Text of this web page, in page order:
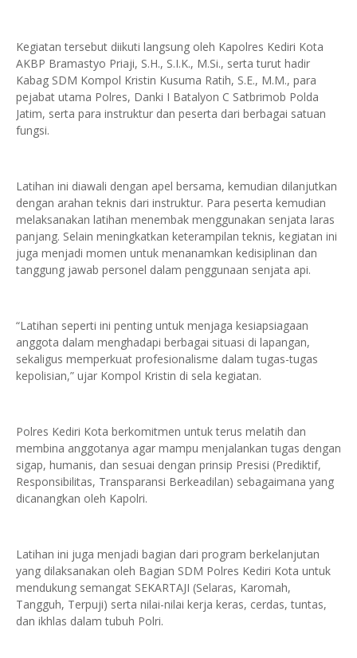
Kegiatan tersebut diikuti langsung oleh Kapolres Kediri Kota
AKBP Bramastyo Priaji, S.H., S.I.K., M.Si., serta turut hadir
Kabag SDM Kompol Kristin Kusuma Ratih, S.E., M.M., para
pejabat utama Polres, Danki I Batalyon C Satbrimob Polda
Jatim, serta para instruktur dan peserta dari berbagai satuan
fungsi.
Latihan ini diawali dengan apel bersama, kemudian dilanjutkan
dengan arahan teknis dari instruktur. Para peserta kemudian
melaksanakan latihan menembak menggunakan senjata laras
panjang. Selain meningkatkan keterampilan teknis, kegiatan ini
juga menjadi momen untuk menanamkan kedisiplinan dan
tanggung jawab personel dalam penggunaan senjata api.
“Latihan seperti ini penting untuk menjaga kesiapsiagaan
anggota dalam menghadapi berbagai situasi di lapangan,
sekaligus memperkuat profesionalisme dalam tugas-tugas
kepolisian,” ujar Kompol Kristin di sela kegiatan.
Polres Kediri Kota berkomitmen untuk terus melatih dan
membina anggotanya agar mampu menjalankan tugas dengan
sigap, humanis, dan sesuai dengan prinsip Presisi (Prediktif,
Responsibilitas, Transparansi Berkeadilan) sebagaimana yang
dicanangkan oleh Kapolri.
Latihan ini juga menjadi bagian dari program berkelanjutan
yang dilaksanakan oleh Bagian SDM Polres Kediri Kota untuk
mendukung semangat SEKARTAJI (Selaras, Karomah,
Tangguh, Terpuji) serta nilai-nilai kerja keras, cerdas, tuntas,
dan ikhlas dalam tubuh Polri.